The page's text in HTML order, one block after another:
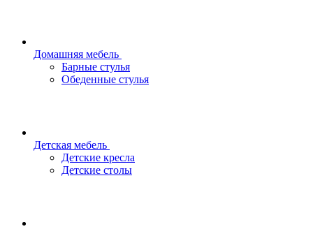
Домашняя мебель
Барные стулья
Обеденные стулья
Детская мебель
Детские кресла
Детские столы